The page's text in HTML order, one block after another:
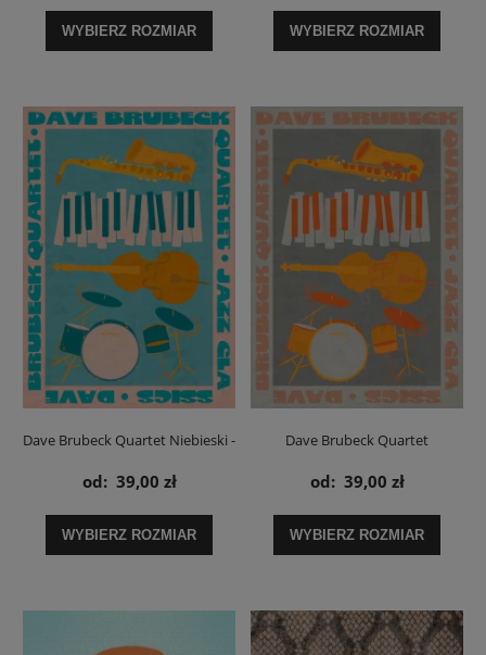
WYBIERZ ROZMIAR WYBIERZ ROZMIAR
Dave Brubeck Quartet Niebieski -
plakat
od: 39,00 zł
WYBIERZ ROZMIAR
Dave Brubeck Quartet
Pomarańcz - plakat
od: 39,00 zł
WYBIERZ ROZMIAR